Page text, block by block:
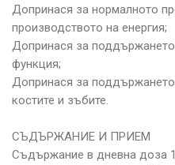
Допринася за нормалното
производството на енергия;
Допринася за
функция;
Допринася за
костите и зъбите.
СЪДЪРЖАНИЕ И ПРИЕМ
Съдържание в дневна доза